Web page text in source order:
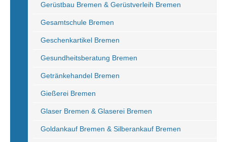
Gerüstbau Bremen & Gerüstverleih Bremen
Gesamtschule Bremen
Geschenkartikel Bremen
Gesundheitsberatung Bremen
Getränkehandel Bremen
Gießerei Bremen
Glaser Bremen & Glaserei Bremen
Goldankauf Bremen & Silberankauf Bremen